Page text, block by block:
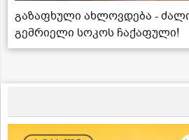
გაზაფხული ახლოვდება -
გემრიელი სოკოს ჩაქაფული!